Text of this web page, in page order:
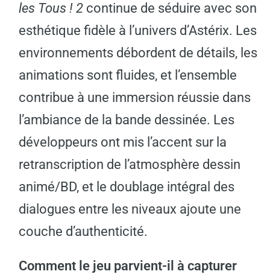
les Tous ! 2 continue de séduire avec son
esthétique fidèle à l’univers d’Astérix. Les
environnements débordent de détails, les
animations sont fluides, et l’ensemble
contribue à une immersion réussie dans
l’ambiance de la bande dessinée. Les
développeurs ont mis l’accent sur la
retranscription de l’atmosphère dessin
animé/BD, et le doublage intégral des
dialogues entre les niveaux ajoute une
couche d’authenticité.
Comment le jeu parvient-il à capturer